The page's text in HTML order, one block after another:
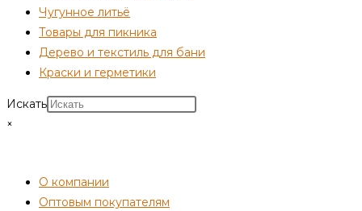
Чугунное литьё
Товары для пикника
Дерево и текстиль для бани
Краски и герметики
Искать
×
О компании
Оптовым покупателям